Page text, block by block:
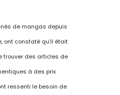
de mangas depuis
ont constaté qu'il était
trouver des articles de
à des prix
ressenti le besoin de